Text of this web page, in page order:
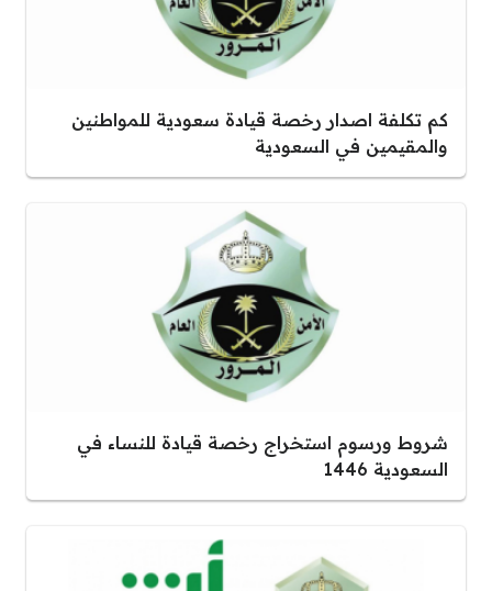
كم تكلفة اصدار رخصة قيادة سعودية للمواطنين
والمقيمين في السعودية
شروط ورسوم استخراج رخصة قيادة للنساء في
السعودية 1446